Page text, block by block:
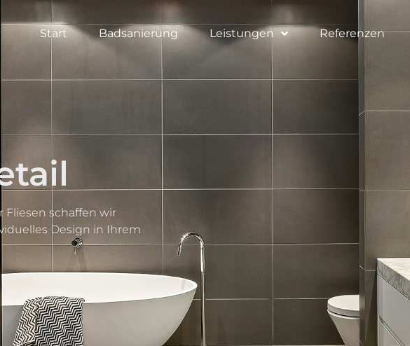
Start Badsanierung Leistungen Referenzen
Fliesen schaffen wir
Design in Ihrem